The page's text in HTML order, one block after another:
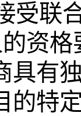
受联
资格
具有
的特